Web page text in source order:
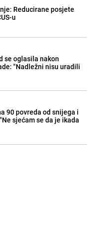
Reducirane posjete
u
se oglasila nakon
"Nadležni nisu uradili
90 povreda od snijega i
sjećam se da je ikada